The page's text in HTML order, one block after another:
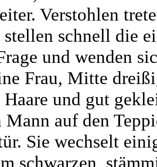
Verstohlen
stellen schnell die
und wenden
Frau, Mitte
Haare und gut
auf den
Sie wechselt
schwarzen,